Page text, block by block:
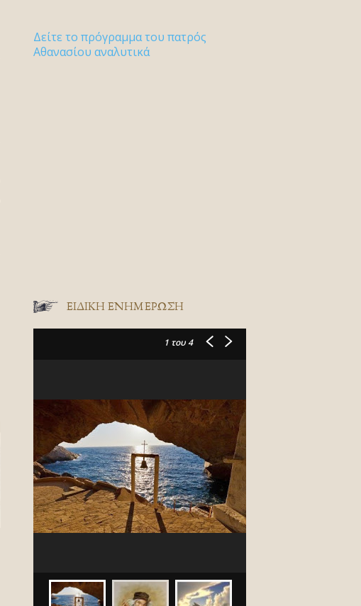
Δείτε το πρόγραμμα του πατρός
Αθανασίου αναλυτικά
ΕΙΔΙΚΉ ΕΝΗΜΈΡΩΣΗ
1 του 4